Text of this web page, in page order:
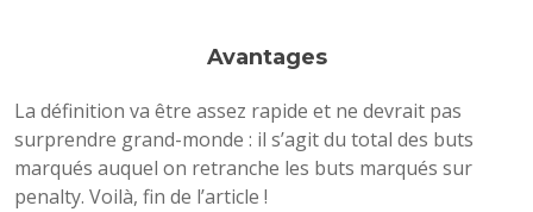
Avantages
La définition va être assez rapide et ne devrait pas
surprendre grand-monde : il s’agit du total des buts
marqués auquel on retranche les buts marqués sur
penalty. Voilà, fin de l’article !